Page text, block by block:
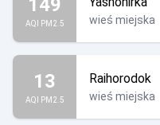
AQI PM2.5 wieś miejska
13
AQI PM2.5
Raihorodok
wieś miejska